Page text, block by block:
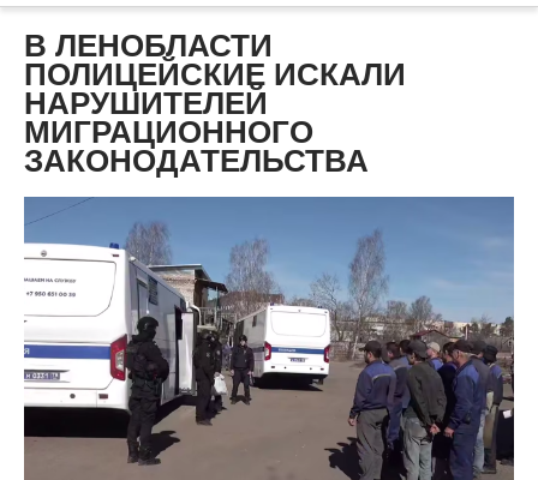
В ЛЕНОБЛАСТИ
ПОЛИЦЕЙСКИЕ ИСКАЛИ
НАРУШИТЕЛЕЙ
МИГРАЦИОННОГО
ЗАКОНОДАТЕЛЬСТВА